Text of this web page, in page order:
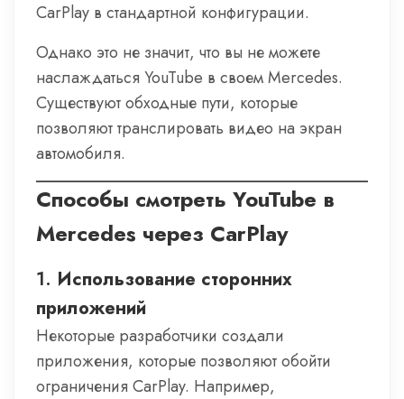
CarPlay в стандартной конфигурации.
Однако это не значит, что вы не можете
наслаждаться YouTube в своем Mercedes.
Существуют обходные пути, которые
позволяют транслировать видео на экран
автомобиля.
Способы смотреть YouTube в
Mercedes через CarPlay
1. Использование сторонних
приложений
Некоторые разработчики создали
приложения, которые позволяют обойти
ограничения CarPlay. Например,